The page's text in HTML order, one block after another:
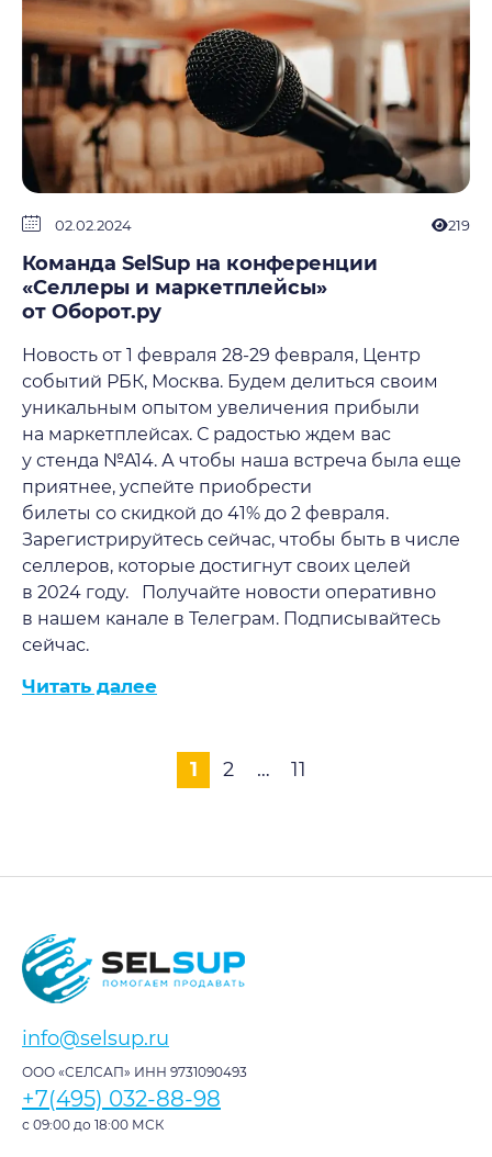
02.02.2024 219
Команда SelSup на конференции
«Селлеры и маркетплейсы»
от Оборот.ру
Новость от 1 февраля 28-29 февраля, Центр
событий РБК, Москва. Будем делиться своим
уникальным опытом увеличения прибыли
на маркетплейсах. С радостью ждем вас
у стенда №A14. А чтобы наша встреча была еще
приятнее, успейте приобрести
билеты со скидкой до 41% до 2 февраля.
Зарегистрируйтесь сейчас, чтобы быть в числе
селлеров, которые достигнут своих целей
в 2024 году. Получайте новости оперативно
в нашем канале в Телеграм. Подписывайтесь
сейчас.
Читать далее
1 2 … 11
info@selsup.ru
ООО «СЕЛСАП» ИНН 9731090493
+7(495) 032-88-98
с 09:00 до 18:00 МСК